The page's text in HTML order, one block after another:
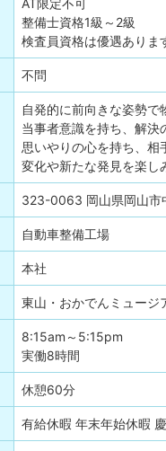
整備士資格1級～2級
検査員資格は優遇ありま
不問
自発的に前向きな姿勢
当事者意識を持ち、解決
思いやりの心を持ち、相
変化や新たな発見を楽し
323-0063 岡山県岡山市
自動車整備工場
本社
東山・おかでんミュー
8:15am～5:15pm
実働8時間
休憩60分
有給休暇 年末年始休暇